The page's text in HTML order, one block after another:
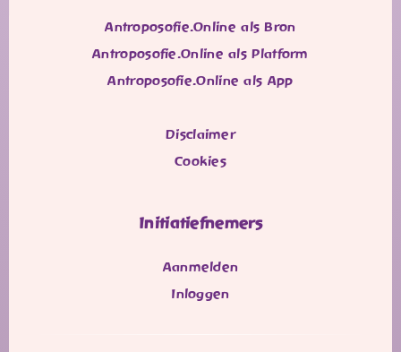
Antroposofie.Online als Bron
Antroposofie.Online als Platform
Antroposofie.Online als App
Disclaimer
Cookies
Initiatiefnemers
Aanmelden
Inloggen